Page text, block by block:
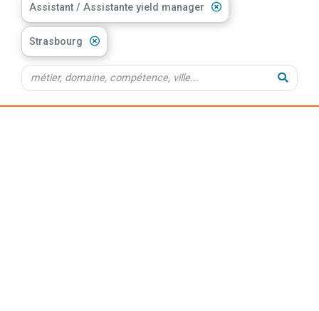
Assistant / Assistante yield manager
Strasbourg